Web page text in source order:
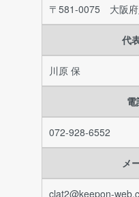
〒581-0075 大阪府
代
川原 保
電
072-928-6552
メ
clat2@keepon-